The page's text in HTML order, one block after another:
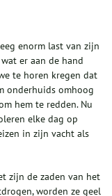
enorm last van zijn
er aan de hand
te horen kregen dat
onderhuids omhoog
hem te redden. Nu
elke dag op
in zijn vacht als
zijn de zaden van het
worden ze geel